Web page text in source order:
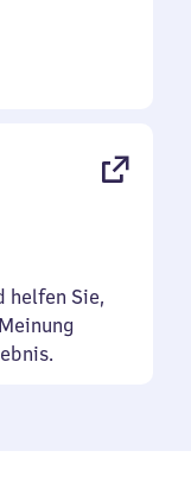
helfen Sie,